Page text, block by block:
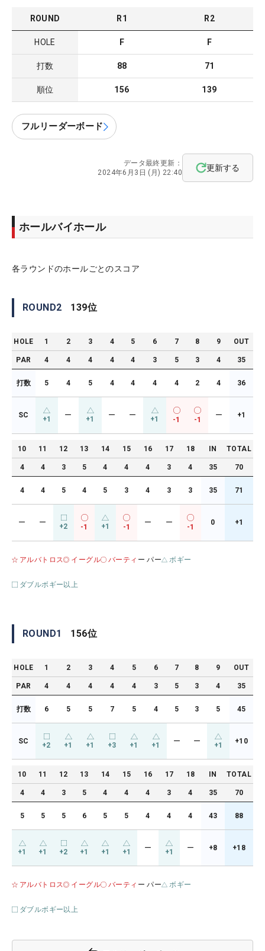
ROUND R1 R2
HOLE F F
打数 88 71
順位 156 139
フルリーダーボード
データ最終更新：
2024年6月3日 (月) 22:40
更新する
ホールバイホール
各ラウンドのホールごとのスコア
ROUND2 139位
HOLE 1 2 3 4 5 6 7 8 9 OUT
PAR 4 4 4 4 4 3 5 3 4 35
打数 5 4 5 4 4 4 4 2 4 36
SC +1 ー +1 ー ー +1 -1 -1
ー +1
10 11 12 13 14 15 16 17 18 IN TOTAL
4 4 3 5 4 4 4 3 4 35 70
4 4 5 4 5 3 4 3 3 35 71
ー ー +2 -1 +1 -1
ー ー
-1
0 +1
アルバトロス イーグル バーティ ー パー ボギー
ダブルボギー以上
ROUND1 156位
HOLE 1 2 3 4 5 6 7 8 9 OUT
PAR 4 4 4 4 4 3 5 3 4 35
打数 6 5 5 7 5 4 5 3 5 45
SC +2 +1 +1 +3 +1 +1 ー ー +1 +10
10 11 12 13 14 15 16 17 18 IN TOTAL
4 4 3 5 4 4 4 3 4 35 70
5 5 5 6 5 5 4 4 4 43 88
+1 +1 +2 +1 +1 +1 ー +1 ー +8 +18
アルバトロス イーグル バーティ ー パー ボギー
ダブルボギー以上